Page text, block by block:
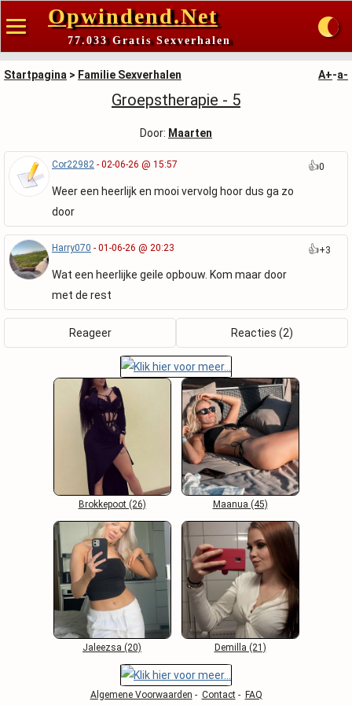
Opwindend.Net
77.033 Gratis Sexverhalen
Startpagina > Familie Sexverhalen A+-a-
Groepstherapie - 5
Door: Maarten
Cor22982 - 02-06-26 @ 15:57
Weer een heerlijk en mooi vervolg hoor dus ga zo
door
👍0
Harry070 - 01-06-26 @ 20:23
Wat een heerlijke geile opbouw. Kom maar door
met de rest
👍+3
Reageer Reacties (2)
Brokkepoot (26) Maanua (45)
Jaleezsa (20) Demilla (21)
Algemene Voorwaarden - Contact- FAQ